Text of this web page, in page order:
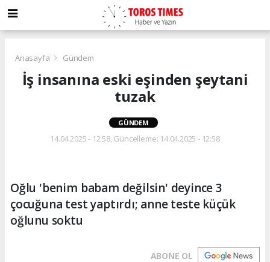
Anasayfa Gündem
İş insanına eski eşinden şeytani
tuzak
GÜNDEM
14.04.2025 - 12:58, Güncelleme: 14.04.2025 - 12:58
Oğlu 'benim babam değilsin' deyince 3
çocuğuna test yaptırdı; anne teste küçük
oğlunu soktu
ABONE OL